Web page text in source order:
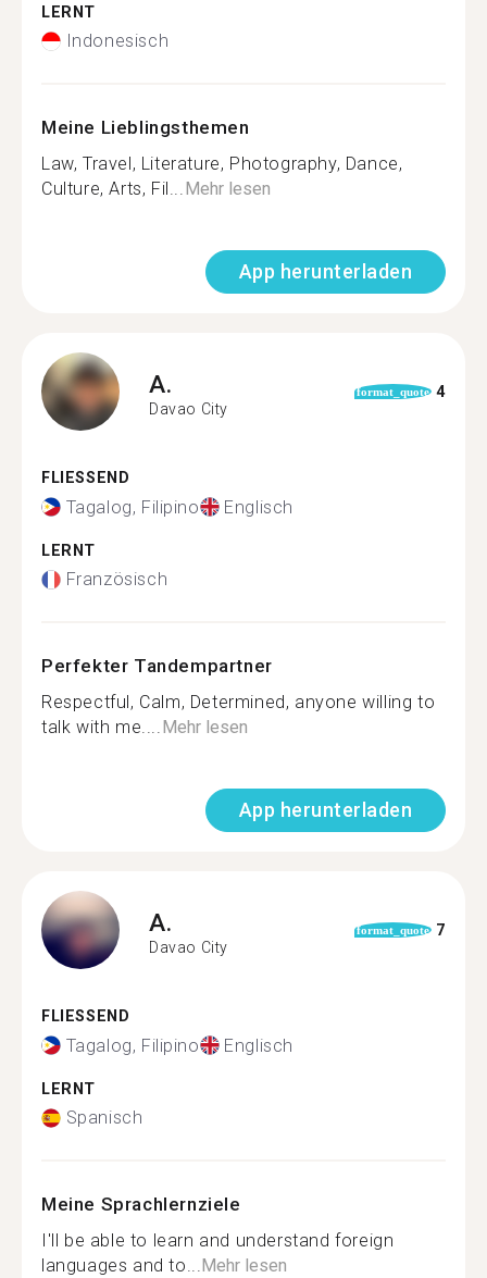
LERNT
Indonesisch
Meine Lieblingsthemen
Law, Travel, Literature, Photography, Dance,
Culture, Arts, Fil...Mehr lesen
App herunterladen
A.
Davao City
format_quote 4
FLIESSEND
Tagalog, Filipino Englisch
LERNT
Französisch
Perfekter Tandempartner
Respectful, Calm, Determined, anyone willing to
talk with me....Mehr lesen
App herunterladen
A.
Davao City
format_quote 7
FLIESSEND
Tagalog, Filipino Englisch
LERNT
Spanisch
Meine Sprachlernziele
I'll be able to learn and understand foreign
languages and to...Mehr lesen